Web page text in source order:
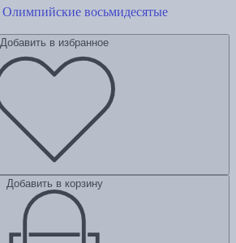
Олимпийские восьмидесятые
Добавить в избранное
Добавить в корзину